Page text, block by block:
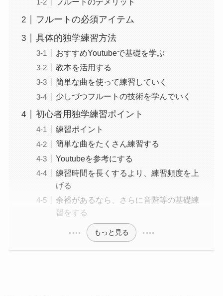
フルートの必須アイテム
具体的独学練習方法
おすすめYoutubeで基礎を学ぶ
教本を活用する
簡単な曲を使って練習していく
少しづつフルートの技術を学んでいく
初心者用独学練習ポイント
練習ポイント
簡単な曲をたくさん練習する
Youtubeを参考にする
練習時間を長くするより、練習頻度を上
げる
余裕があるなら、さらに音階等の基礎練
習をする
もっと見る